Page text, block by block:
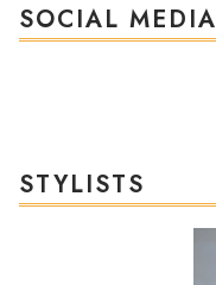
SOCIAL MEDIA
STYLISTS